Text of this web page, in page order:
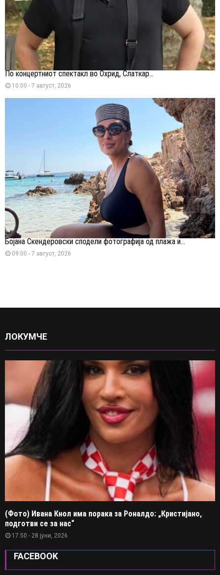
По концертниот спектакл во Охрид, Слаткар...
10:00 - 7 август, 2026
Бојана Скендеровски сподели фотографија од плажа и...
09:00 - 7 август, 2026
ЛОКУМЧЕ
(Фото) Ивана Кнол има порака за Роналдо: „Кристијано,
подготви се за нас“
17:50 - 28 јуни, 2026
FACEBOOK